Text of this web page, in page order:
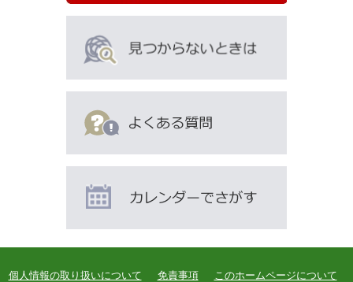
個人情報の取り扱いについて 免責事項 このホームページについて